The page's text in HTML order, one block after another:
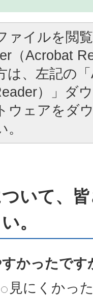
ァイルを閲
（Acrobat
は、左記の
）」ダ
ウェアをダ
いて、
。
かったです
見にくかっ